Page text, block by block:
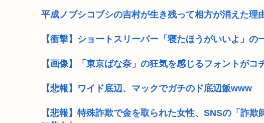
平成ノブシコブシの吉村が生き残って相方が消えた理
【衝撃】ショートスリーパー「寝たほうがいいよ」
【画像】「東京ばな奈」の狂気を感じるフォントがコ
【悲報】ワイド底辺、マックでガチのド底辺飯www
【悲報】特殊詐欺で金を取られた女性、SNSの「詐欺